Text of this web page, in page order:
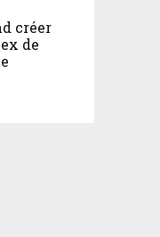
créer
de